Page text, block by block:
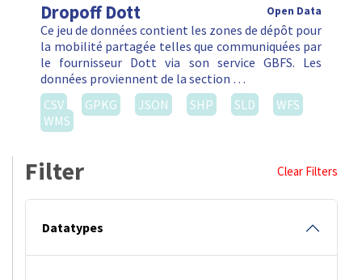
Dropoff Dott Open Data
Ce jeu de données contient les zones de dépôt pour
la mobilité partagée telles que communiquées par
le fournisseur Dott via son service GBFS. Les
données proviennent de la section …
CSV
GPKG JSON SHP SLD
WFS
WMS
Filter Clear Filters
Datatypes